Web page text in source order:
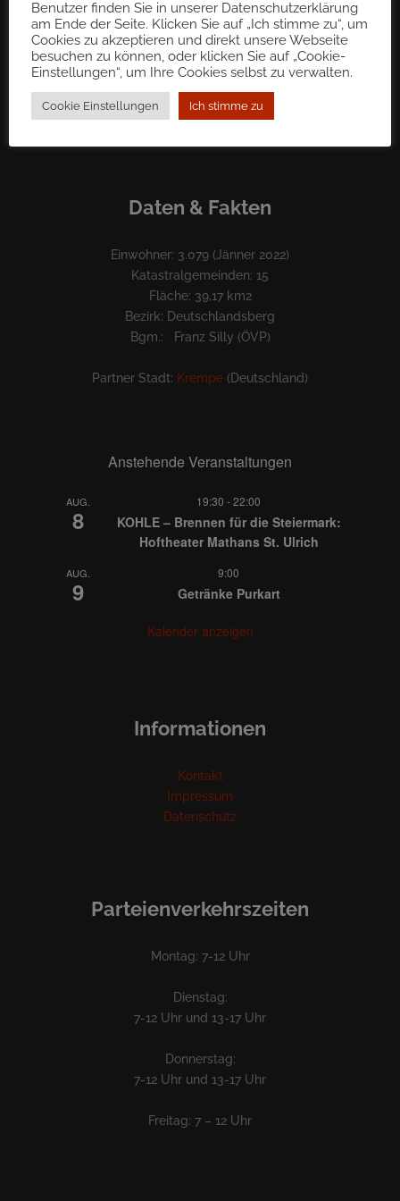
Tel.: 03465 70 50
Fax: 03465 70 50 – 222
BKS Bank
IBAN: AT12 1700 0001 7900 3007
UID Nr.: ATU69180012
Daten & Fakten
Einwohner: 3.079 (Jänner 2022)
Katastralgemeinden: 15
Fläche: 39,17 km2
Bezirk: Deutschlandsberg
Bgm.: Franz Silly (ÖVP)
Partner Stadt: Krempe (Deutschland)
Anstehende Veranstaltungen
AUG.
8
19:30 -22:00
KOHLE – Brennen für die Steiermark:
Hoftheater Mathans St. Ulrich
AUG.
9
9:00
Getränke Purkart
Kalender anzeigen
Informationen
Kontakt
Impressum
Datenschutz
Parteienverkehrszeiten
Montag: 7-12 Uhr
Dienstag:
7-12 Uhr und 13-17 Uhr
Donnerstag:
7-12 Uhr und 13-17 Uhr
Freitag: 7 – 12 Uhr
Benutzer finden Sie in unserer Datenschutzerklärung
am Ende der Seite. Klicken Sie auf „Ich stimme zu“, um
Cookies zu akzeptieren und direkt unsere Webseite
besuchen zu können, oder klicken Sie auf „Cookie-
Einstellungen“, um Ihre Cookies selbst zu verwalten.
Cookie Einstellungen Ich stimme zu